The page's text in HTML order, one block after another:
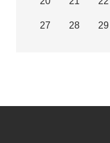
27 28 29